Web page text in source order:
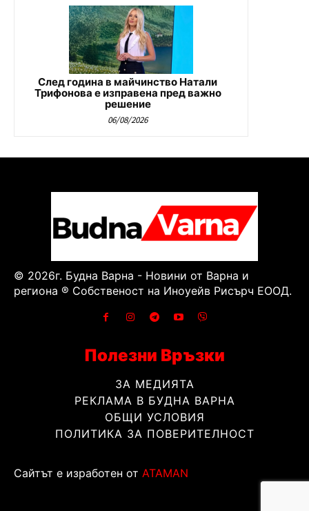
След година в майчинство Натали
Трифонова е изправена пред важно
решение
06/08/2026
© 2026г. Будна Варна - Новини от Варна и
региона ® Собственост на Иноуейв Рисърч ЕООД.
Полезни Връзки
ЗА МЕДИЯТА
РЕКЛАМА В БУДНА ВАРНА
ОБЩИ УСЛОВИЯ
ПОЛИТИКА ЗА ПОВЕРИТЕЛНОСТ
Сайтът е изработен от ATAMAN